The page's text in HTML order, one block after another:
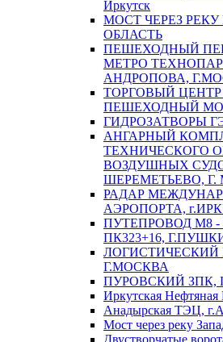
Иркутск
МОСТ ЧЕРЕЗ
ОБЛАСТЬ
ПЕШЕХОДНЫЙ
МЕТРО
АНДРОПОВА,
ТОРГОВЫЙ
ПЕШЕХОДНЫЙ
ГИДРОЗАТВОРЫ
АНГАРНЫЙ
ТЕХНИЧЕСКОГО
ВОЗДУШНЫХ
ШЕРЕМЕТЬЕВО, Г.
РАДАР
АЭРОПОРТА,
ПУТЕПРОВОД М8
ПК323+16,
Г.МОСКВА
ПУРОВСКИЙ ЗПК,
Иркутская Нефтяная
Анадырская ТЭЦ,
Мост через реку
Двустворчатые